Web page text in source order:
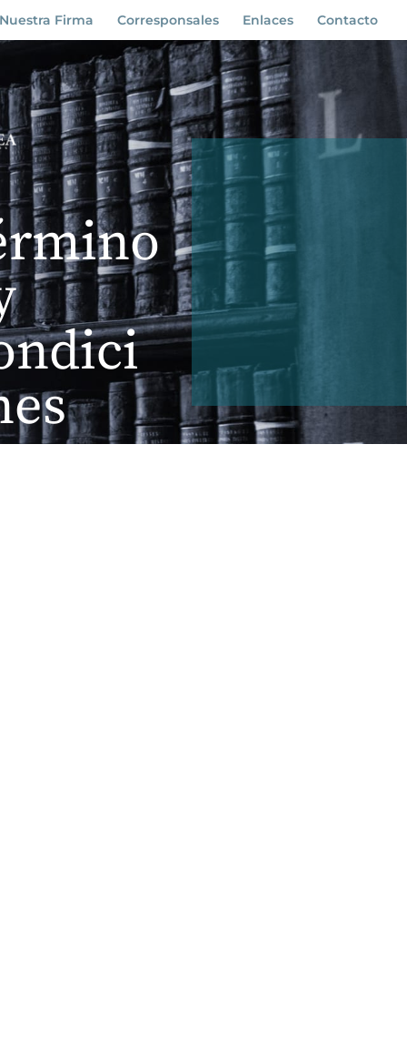
Nuestra Firma Corresponsales Enlaces Contacto